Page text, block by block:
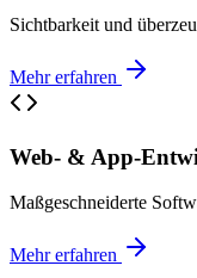
Sichtbarkeit und
Mehr erfahren
Web- & App-
Maßgeschneiderte
Mehr erfahren